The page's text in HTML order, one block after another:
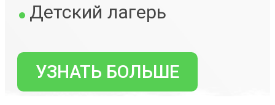
Детский лагерь
УЗНАТЬ БОЛЬШЕ